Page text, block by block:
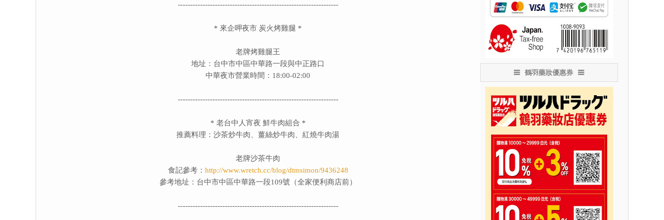
-----------------------------------------------------------------
* 來企呷夜市 炭火烤雞腿 *
老牌烤雞腿王
地址：台中市中區中華路一段與中正路口
中華夜市營業時間：18:00-02:00
-----------------------------------------------------------------
* 老台中人宵夜 鮮牛肉組合 *
推薦料理：沙茶炒牛肉、薑絲炒牛肉、紅燒牛肉湯
老牌沙茶牛肉
食記參考： http://www.wretch.cc/blog/dtmsimon/9436248
參考地址：台中市中區中華路一段109號（全家便利商店前）
-----------------------------------------------------------------
鶴羽藥妝優惠券